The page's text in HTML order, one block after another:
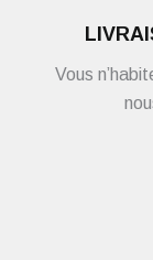
Vous